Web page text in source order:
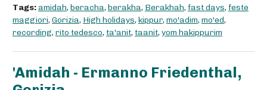
Tags:amidah, beracha, berakha, Berakhah, fast days, feste
maggiori, Gorizia, High holidays, kippur, mo'adim, mo'ed,
recording, rito tedesco, ta'anit, taanit, yom hakippurim
'Amidah - Ermanno Friedenthal,